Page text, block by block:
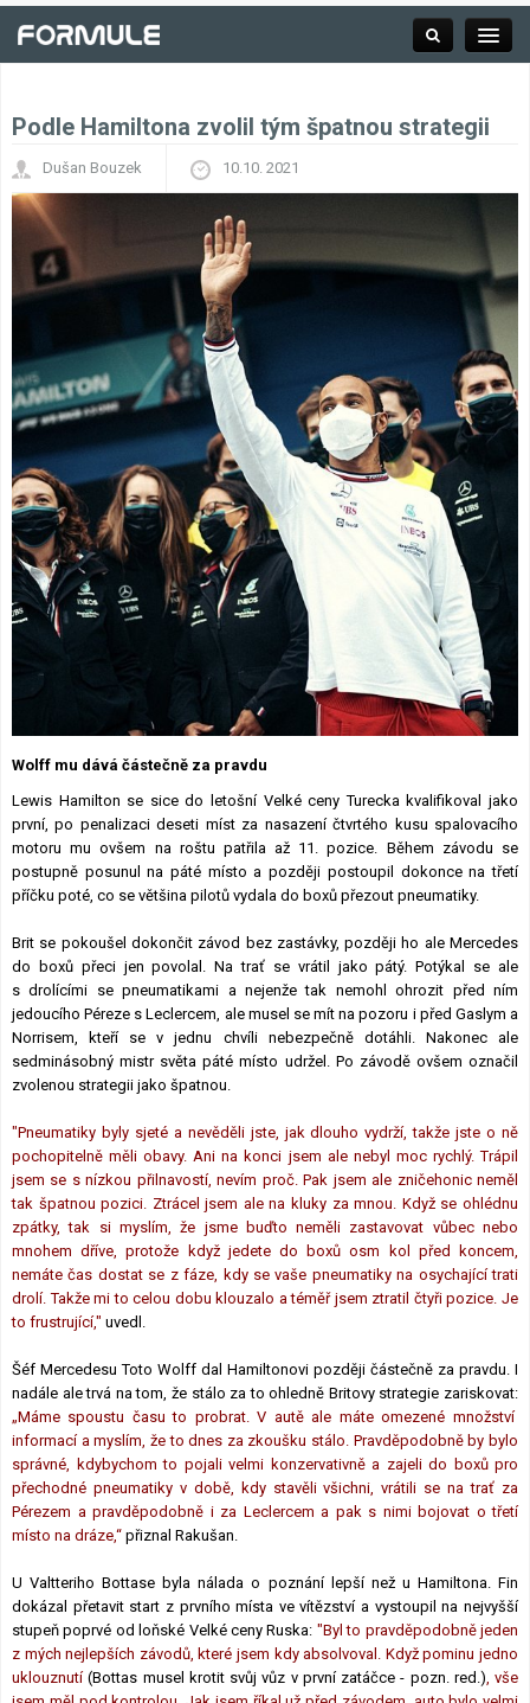
Kalendář F1
Výsledky F1
Týmy a jezdci F1
Okruhy F1
Lexikon F1
Podle Hamiltona zvolil tým špatnou strategii
Dušan Bouzek 10.10. 2021
Wolff mu dává částečně za pravdu
Lewis Hamilton se sice do letošní Velké ceny Turecka kvalifikoval jako
první, po penalizaci deseti míst za nasazení čtvrtého kusu spalovacího
motoru mu ovšem na roštu patřila až 11. pozice. Během závodu se
postupně posunul na páté místo a později postoupil dokonce na třetí
příčku poté, co se většina pilotů vydala do boxů přezout pneumatiky.
Brit se pokoušel dokončit závod bez zastávky, později ho ale Mercedes
do boxů přeci jen povolal. Na trať se vrátil jako pátý. Potýkal se ale
s drolícími se pneumatikami a nejenže tak nemohl ohrozit před ním
jedoucího Péreze s Leclercem, ale musel se mít na pozoru i před Gaslym a
Norrisem, kteří se v jednu chvíli nebezpečně dotáhli. Nakonec ale
sedminásobný mistr světa páté místo udržel. Po závodě ovšem označil
zvolenou strategii jako špatnou.
"Pneumatiky byly sjeté a nevěděli jste, jak dlouho vydrží, takže jste o ně
pochopitelně měli obavy. Ani na konci jsem ale nebyl moc rychlý. Trápil
jsem se s nízkou přilnavostí, nevím proč. Pak jsem ale zničehonic neměl
tak špatnou pozici. Ztrácel jsem ale na kluky za mnou. Když se ohlédnu
zpátky, tak si myslím, že jsme buďto neměli zastavovat vůbec nebo
mnohem dříve, protože když jedete do boxů osm kol před koncem,
nemáte čas dostat se z fáze, kdy se vaše pneumatiky na osychající trati
drolí. Takže mi to celou dobu klouzalo a téměř jsem ztratil čtyři pozice. Je
to frustrující," uvedl.
Šéf Mercedesu Toto Wolff dal Hamiltonovi později částečně za pravdu. I
nadále ale trvá na tom, že stálo za to ohledně Britovy strategie zariskovat:
„Máme spoustu času to probrat. V autě ale máte omezené množství
informací a myslím, že to dnes za zkoušku stálo. Pravděpodobně by bylo
správné, kdybychom to pojali velmi konzervativně a zajeli do boxů pro
přechodné pneumatiky v době, kdy stavěli všichni, vrátili se na trať za
Pérezem a pravděpodobně i za Leclercem a pak s nimi bojovat o třetí
místo na dráze,“ přiznal Rakušan.
U Valtteriho Bottase byla nálada o poznání lepší než u Hamiltona. Fin
dokázal přetavit start z prvního místa ve vítězství a vystoupil na nejvyšší
stupeň poprvé od loňské Velké ceny Ruska: "Byl to pravděpodobně jeden
z mých nejlepších závodů, které jsem kdy absolvoval. Když pominu jedno
uklouznutí(Bottas musel krotit svůj vůz v první zatáčce - pozn. red.) , vše